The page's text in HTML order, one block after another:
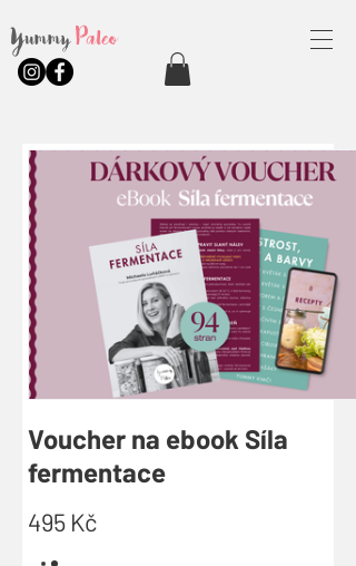
YummyPaleo
Voucher na ebook Síla
fermentace
495 Kč